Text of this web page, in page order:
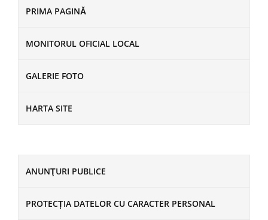
PRIMA PAGINĂ
MONITORUL OFICIAL LOCAL
GALERIE FOTO
HARTA SITE
ANUNŢURI PUBLICE
PROTECȚIA DATELOR CU CARACTER PERSONAL